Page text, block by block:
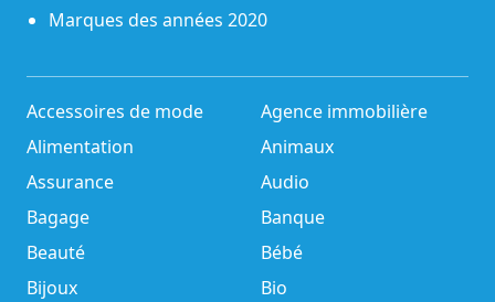
Marques des années 2020
Accessoires de mode
Agence immobilière
Alimentation
Animaux
Assurance
Audio
Bagage
Banque
Beauté
Bébé
Bijoux
Bio